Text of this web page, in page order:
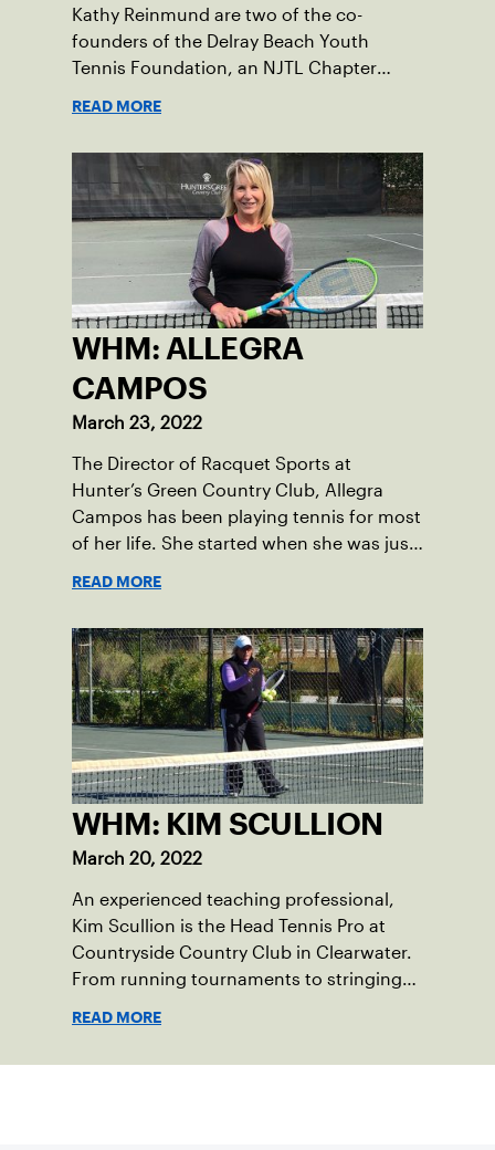
Kathy Reinmund are two of the co-
founders of the Delray Beach Youth
Tennis Foundation, an NJTL Chapter
life skills.
READ MORE
WHM: ALLEGRA
CAMPOS
March 23, 2022
The Director of Racquet Sports at
Hunter’s Green Country Club, Allegra
Campos has been playing tennis for most
of her life. She started when she was just
few seasons.
READ MORE
WHM: KIM SCULLION
March 20, 2022
An experienced teaching professional,
Kim Scullion is the Head Tennis Pro at
Countryside Country Club in Clearwater.
From running tournaments to stringing
READ MORE